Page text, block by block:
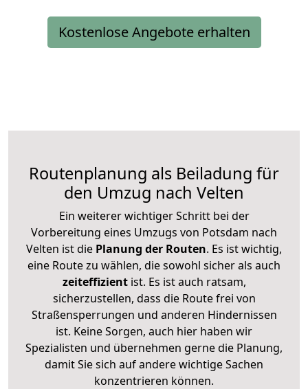
Kostenlose Angebote erhalten
Routenplanung als Beiladung für
den Umzug nach Velten
Ein weiterer wichtiger Schritt bei der
Vorbereitung eines Umzugs von Potsdam nach
Velten ist die Planung der Routen. Es ist wichtig,
eine Route zu wählen, die sowohl sicher als auch
zeiteffizientist. Es ist auch ratsam,
sicherzustellen, dass die Route frei von
Straßensperrungen und anderen Hindernissen
ist. Keine Sorgen, auch hier haben wir
Spezialisten und übernehmen gerne die Planung,
damit Sie sich auf andere wichtige Sachen
konzentrieren können.